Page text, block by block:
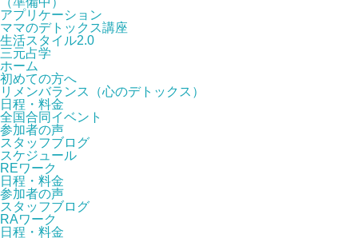
アプリケーション
ママのデトックス講座
生活スタイル2.0
三元占学
ホーム
初めての方へ
リメンバランス（心のデトックス）
日程・料金
全国合同イベント
参加者の声
スタッフブログ
スケジュール
REワーク
日程・料金
参加者の声
スタッフブログ
RAワーク
日程・料金